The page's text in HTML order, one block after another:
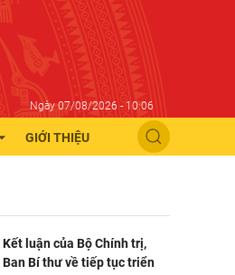
Ngày 07/08/2026 - 10:06
GIỚI THIỆU
Kết luận của Bộ Chính trị,
Ban Bí thư về tiếp tục triển